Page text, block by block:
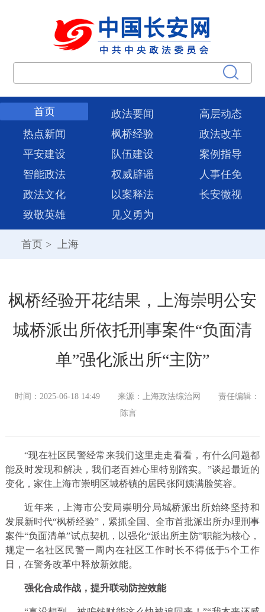
首页 政法要闻
高层动态
热点新闻
枫桥经验
政法改革
平安建设
队伍建设
案例指导
智能政法
权威辟谣
人事任免
政法文化
以案释法
长安微视
致敬英雄
见义勇为
首页 > 上海
枫桥经验开花结果，上海崇明公安
城桥派出所依托刑事案件“负面清
单”强化派出所“主防”
时间：2025-06-18 14:49 来源：上海政法综治网
责任编辑：
陈言
“现在社区民警经常来我们这里走走看看，有什么问题都
能及时发现和解决，我们老百姓心里特别踏实。”谈起最近的
变化，家住上海市崇明区城桥镇的居民张阿姨满脸笑容。
近年来，上海市公安局崇明分局城桥派出所始终坚持和
发展新时代“枫桥经验”，紧抓全国、全市首批派出所办理刑事
案件“负面清单”试点契机，以强化“派出所主防”职能为核心，
规定一名社区民警一周内在社区工作时长不得低于5个工作
日，在警务改革中释放新效能。
强化合成作战，提升联动防控效能